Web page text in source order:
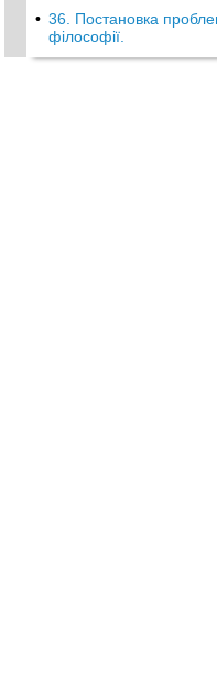
• 36. Постановка
філософії.
• 37. Роль праці,